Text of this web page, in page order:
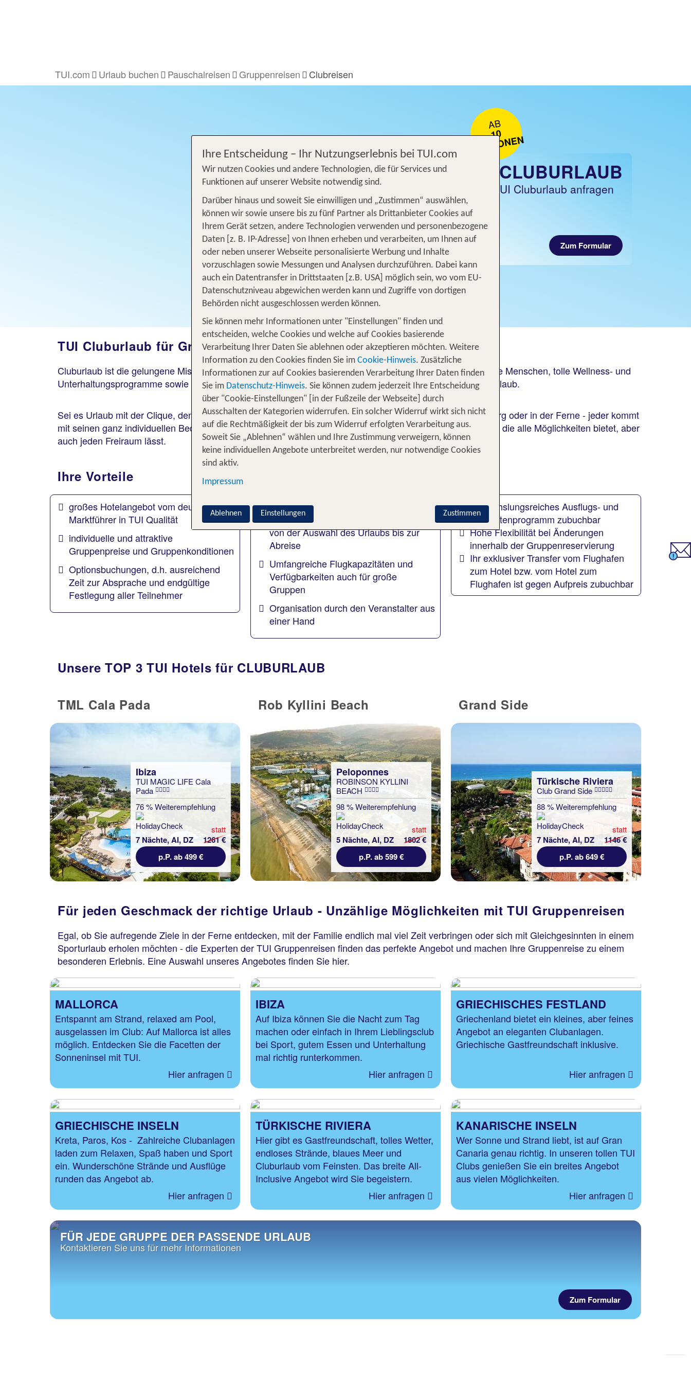
TUI.com Urlaub buchen Pauschalreisen Gruppenreisen Clubreisen
TUI CLUBURLAUB
Jetzt TUI Cluburlaub anfragen
Zum Formular
AB
10
PERSONEN
TUI Cluburlaub für Gruppen, die Action mit Erholung verbinden
Cluburlaub ist die gelungene Mischung aus erholenden und aktionsreichen Elementen. Traumkulissen, nette Menschen, tolle Wellness- und
Unterhaltungsprogramme sowie hervorragende kulinarische Köstlichkeiten bereichern den gemeinsamen Urlaub.
Sei es Urlaub mit der Clique, den Kollegen oder zum bestandenen Abi auf Mallorca, in der Türkei, in Hamburg oder in der Ferne - jeder kommt
mit seinen ganz individuellen Bedürfnissen auf seine Kosten. Besonders ist die ungezwungene Atmosphäre, die alle Möglichkeiten bietet, aber
auch jeden Freiraum lässt.
Ihre Vorteile
großes Hotelangebot vom deutschen
Marktführer in TUI Qualität
individuelle und attraktive
Gruppenpreise und Gruppenkonditionen
Optionsbuchungen, d.h. ausreichend
Zeit zur Absprache und endgültige
Festlegung aller Teilnehmer
Experten in Sachen Gruppenreisen
beraten, unterstützen und begleiten Sie
von der Auswahl des Urlaubs bis zur
Abreise
Umfangreiche Flugkapazitäten und
Verfügbarkeiten auch für große
Gruppen
Organisation durch den Veranstalter aus
einer Hand
Abwechslungsreiches Ausflugs- und
Aktivitätenprogramm zubuchbar
Hohe Flexibilität bei Änderungen
innerhalb der Gruppenreservierung
Ihr exklusiver Transfer vom Flughafen
zum Hotel bzw. vom Hotel zum
Flughafen ist gegen Aufpreis zubuchbar
Unsere TOP 3 TUI Hotels für CLUBURLAUB
TML Cala Pada
Ibiza
TUI MAGIC LIFE Cala
Pada
76 % Weiterempfehlung
7 Nächte, AI, DZ
statt
1261 €
p.P. ab 499 €
Rob Kyllini Beach
Peloponnes
ROBINSON KYLLINI
BEACH
98 % Weiterempfehlung
5 Nächte, AI, DZ
statt
1802 €
p.P. ab 599 €
Grand Side
Türkische Riviera
Club Grand Side
88 % Weiterempfehlung
7 Nächte, AI, DZ
statt
1146 €
p.P. ab 649 €
Für jeden Geschmack der richtige Urlaub - Unzählige Möglichkeiten mit TUI Gruppenreisen
Egal, ob Sie aufregende Ziele in der Ferne entdecken, mit der Familie endlich mal viel Zeit verbringen oder sich mit Gleichgesinnten in einem
Sporturlaub erholen möchten - die Experten der TUI Gruppenreisen finden das perfekte Angebot und machen Ihre Gruppenreise zu einem
besonderen Erlebnis. Eine Auswahl unseres Angebotes finden Sie hier.
MALLORCA
Entspannt am Strand, relaxed am Pool,
ausgelassen im Club: Auf Mallorca ist alles
möglich. Entdecken Sie die Facetten der
Sonneninsel mit TUI.
Hier anfragen
IBIZA
Auf Ibiza können Sie die Nacht zum Tag
machen oder einfach in Ihrem Lieblingsclub
bei Sport, gutem Essen und Unterhaltung
mal richtig runterkommen.
Hier anfragen
GRIECHISCHES FESTLAND
Griechenland bietet ein kleines, aber feines
Angebot an eleganten Clubanlagen.
Griechische Gastfreundschaft inklusive.
Hier anfragen
GRIECHISCHE INSELN
Kreta, Paros, Kos - Zahlreiche Clubanlagen
laden zum Relaxen, Spaß haben und Sport
ein. Wunderschöne Strände und Ausflüge
runden das Angebot ab.
Hier anfragen
TÜRKISCHE RIVIERA
Hier gibt es Gastfreundschaft, tolles Wetter,
endloses Strände, blaues Meer und
Cluburlaub vom Feinsten. Das breite All-
Inclusive Angebot wird Sie begeistern.
Hier anfragen
KANARISCHE INSELN
Wer Sonne und Strand liebt, ist auf Gran
Canaria genau richtig. In unseren tollen TUI
Clubs genießen Sie ein breites Angebot
aus vielen Möglichkeiten.
Hier anfragen
FÜR JEDE GRUPPE DER PASSENDE URLAUB
Kontaktieren Sie uns für mehr Informationen
Zum Formular
Ihre Entscheidung – Ihr Nutzungserlebnis bei TUI.com
Wir nutzen Cookies und andere Technologien, die für Services und
Funktionen auf unserer Website notwendig sind.
Darüber hinaus und soweit Sie einwilligen und „Zustimmen“ auswählen,
können wir sowie unsere bis zu fünf Partner als Drittanbieter Cookies auf
Ihrem Gerät setzen, andere Technologien verwenden und personenbezogene
Daten [z. B. IP-Adresse] von Ihnen erheben und verarbeiten, um Ihnen auf
oder neben unserer Webseite personalisierte Werbung und Inhalte
vorzuschlagen sowie Messungen und Analysen durchzuführen. Dabei kann
auch ein Datentransfer in Drittstaaten [z.B. USA] möglich sein, wo vom EU-
Datenschutzniveau abgewichen werden kann und Zugriffe von dortigen
Behörden nicht ausgeschlossen werden können.
Sie können mehr Informationen unter "Einstellungen" finden und
entscheiden, welche Cookies und welche auf Cookies basierende
Verarbeitung Ihrer Daten Sie ablehnen oder akzeptieren möchten. Weitere
Information zu den Cookies finden Sie im Cookie-Hinweis. Zusätzliche
Informationen zur auf Cookies basierenden Verarbeitung Ihrer Daten finden
Sie im Datenschutz-Hinweis. Sie können zudem jederzeit Ihre Entscheidung
über "Cookie-Einstellungen" [in der Fußzeile der Webseite] durch
Ausschalten der Kategorien widerrufen. Ein solcher Widerruf wirkt sich nicht
auf die Rechtmäßigkeit der bis zum Widerruf erfolgten Verarbeitung aus.
Soweit Sie „Ablehnen“ wählen und Ihre Zustimmung verweigern, können
keine individuellen Angebote unterbreitet werden, nur notwendige Cookies
sind aktiv.
Impressum
Zustimmen
Ablehnen Einstellungen